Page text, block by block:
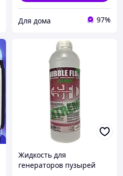
Для дома 97%
Жидкость для
генераторов пузырей